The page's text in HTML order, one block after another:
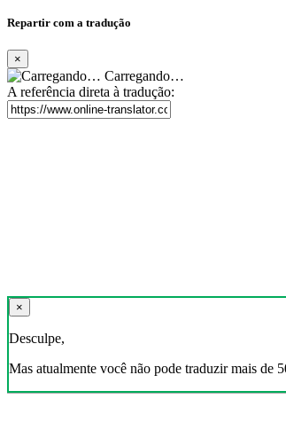
Repartir com a tradução
×
Carregando…
A referência direta à tradução:
×
Desculpe,
Mas atualmente você não pode traduzir mais de